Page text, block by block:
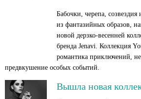
Бабочки, черепа,
из фантазийных образов,
новой дерзко-весенней
бренда Jenavi. Коллекция
романтика приключений,
предвкушение особых событий.
Вышла новая